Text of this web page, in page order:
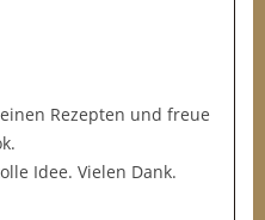
Rezepten und freue
Idee. Vielen Dank.